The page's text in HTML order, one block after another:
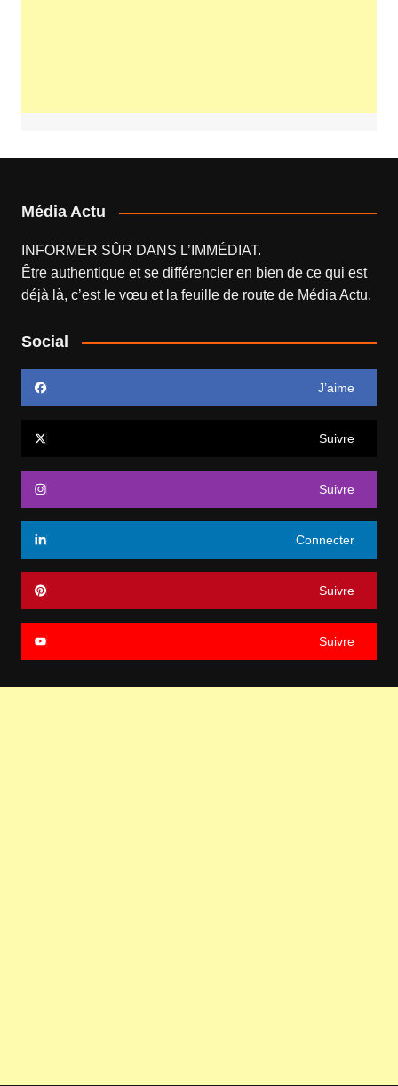
Média Actu
INFORMER SÛR DANS L’IMMÉDIAT.
Être authentique et se différencier en bien de ce qui est
déjà là, c’est le vœu et la feuille de route de Média Actu.
Social
J’aime
Suivre
Suivre
Connecter
Suivre
Suivre